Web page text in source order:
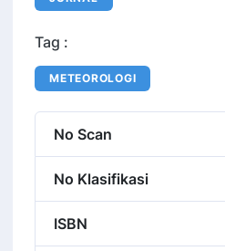
Tag :
METEOROLOGI
No Scan
No Klasifikasi
ISBN